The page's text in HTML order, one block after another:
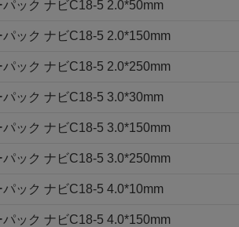
パック ナビC18-5 2.0*50mm
パック ナビC18-5 2.0*150mm
パック ナビC18-5 2.0*250mm
パック ナビC18-5 3.0*30mm
パック ナビC18-5 3.0*150mm
パック ナビC18-5 3.0*250mm
パック ナビC18-5 4.0*10mm
パック ナビC18-5 4.0*150mm